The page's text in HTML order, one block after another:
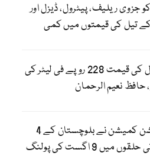
جزوی ریلیف، پیٹرول، ڈیزل اور
تیل کی قیمتوں میں کمی
پیٹرول کی قیمت 228 روپے فی لیٹر کی
حافظ نعیم الرحمان
الیکشن کمیشن نے بلوچستان کے 4
بلدیاتی حلقوں میں 9 اگست کی پولنگ